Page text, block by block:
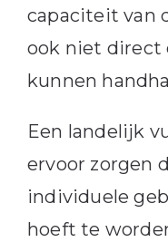
capaciteit van
ook niet direct
kunnen
Een landelijk
ervoor zorgen
individuele
hoeft te